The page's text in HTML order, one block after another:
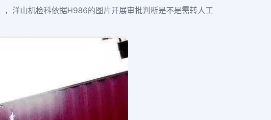
，洋山机检科依据H986的图片开展审批判断是不是需转人工